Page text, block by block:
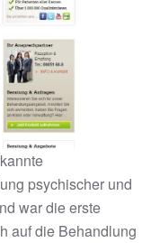
psychischer und
war die erste
auf die Behandlung